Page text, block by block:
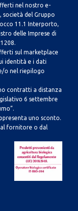
nel nostro e-
società del Gruppo
11.1 Interporto,
delle Imprese di
sul marketplace
identità e i dati
o nel riepilogo
contratti a distanza
6 settembre
uno sconto.
fornitore o dal